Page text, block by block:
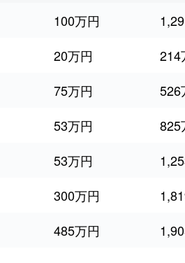
100万円
20万円 214
75万円 526
53万円 825
53万円
300万円
485万円